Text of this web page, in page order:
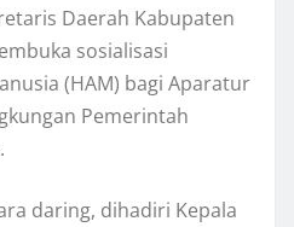
Daerah Kabupaten
sosialisasi
(HAM) bagi Aparatur
Pemerintah
daring, dihadiri Kepala